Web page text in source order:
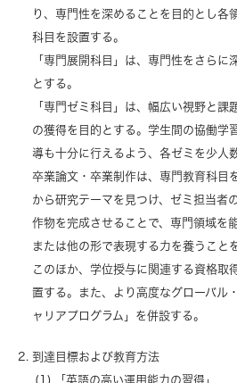
り、専門性を深めることを目的とし各
科目を設置する。
「専門展開科目」は、専門性をさらに
とする。
「専門ゼミ科目」は、幅広い視野と課
の獲得を目的とする。学生間の協働学
導も十分に行えるよう、各ゼミを少人
卒業論文・卒業制作は、専門教育科目
から研究テーマを見つけ、ゼミ担当者
作物を完成させることで、専門領域を
または他の形で表現する力を養うこと
このほか、学位授与に関連する資格取
置する。また、より高度なグローバル
ャリアプログラム」を併設する。
到達目標および教育方法
「英語の高い運用能力の習得」